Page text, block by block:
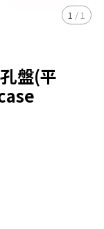
1 / 1
盤(平